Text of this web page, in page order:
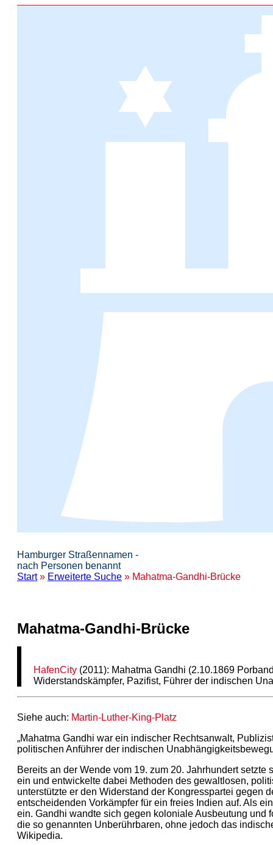
Hamburger Straßennamen -
nach Personen benannt
Start» Erweiterte Suche » Mahatma-Gandhi-Brücke
Mahatma-Gandhi-Brücke
HafenCity (2011): Mahatma Gandhi (2.10.1869
Widerstandskämpfer, Pazifist, Führer der indischen
Siehe auch: Martin-Luther-King-Platz
„Mahatma Gandhi war ein indischer Rechtsanwalt,
politischen Anführer der indischen
Bereits an der Wende vom 19. zum 20. Jahrhundert
ein und entwickelte dabei Methoden des gewaltlosen,
unterstützte er den Widerstand der Kongresspartei gegen
entscheidenden Vorkämpfer für ein freies Indien auf. Als
ein. Gandhi wandte sich gegen koloniale Ausbeutung und
die so genannten Unberührbaren, ohne jedoch das
Wikipedia.